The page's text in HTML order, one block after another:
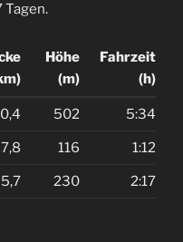
Höhe
(m)
Fahrzeit
(h)
502 5:34
116 1:12
230 2:17